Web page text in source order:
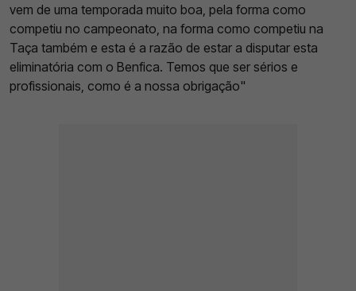
vem de uma temporada muito boa, pela forma como
competiu no campeonato, na forma como competiu na
Taça também e esta é a razão de estar a disputar esta
eliminatória com o Benfica. Temos que ser sérios e
profissionais, como é a nossa obrigação"